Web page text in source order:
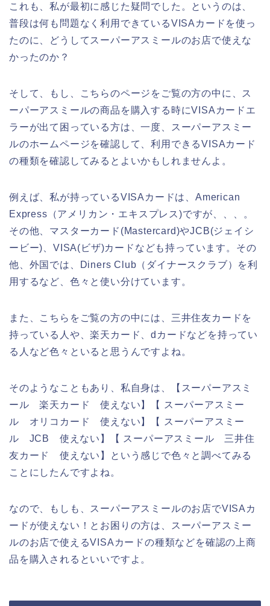
これも、私が最初に感じた疑問でした。というのは、
普段は何も問題なく利用できているVISAカードを使っ
たのに、どうしてスーパーアスミールのお店で使えな
かったのか？
そして、もし、こちらのページをご覧の方の中に、ス
ーパーアスミールの商品を購入する時にVISAカードエ
ラーが出て困っている方は、一度、スーパーアスミー
ルのホームページを確認して、利用できるVISAカード
の種類を確認してみるとよいかもしれませんよ。
例えば、私が持っているVISAカードは、American
Express（アメリカン・エキスプレス)ですが、、、。
その他、マスターカード(Mastercard)やJCB(ジェイシ
ービー)、VISA(ビザ)カードなども持っています。その
他、外国では、Diners Club（ダイナースクラブ）を利
用するなど、色々と使い分けています。
また、こちらをご覧の方の中には、三井住友カードを
持っている人や、楽天カード、dカードなどを持ってい
る人など色々といると思うんですよね。
そのようなこともあり、私自身は、【スーパーアスミ
ール 楽天カード 使えない】【 スーパーアスミー
ル オリコカード 使えない】【 スーパーアスミー
ル JCB 使えない】【 スーパーアスミール 三井住
友カード 使えない】という感じで色々と調べてみる
ことにしたんですよね。
なので、もしも、スーパーアスミールのお店でVISAカ
ードが使えない！とお困りの方は、スーパーアスミー
ルのお店で使えるVISAカードの種類などを確認の上商
品を購入されるといいですよ。